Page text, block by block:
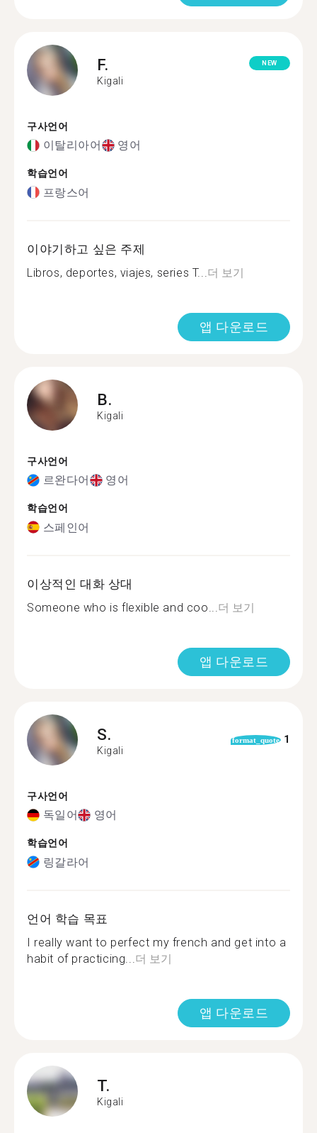
F.
Kigali
NEW
구사언어
이탈리아어 영어
학습언어
프랑스어
이야기하고 싶은 주제
Libros, deportes, viajes, series T... 더 보기
앱 다운로드
B.
Kigali
구사언어
르완다어 영어
학습언어
스페인어
이상적인 대화 상대
Someone who is flexible and coo... 더 보기
앱 다운로드
S.
Kigali
format_quote 1
구사언어
독일어 영어
학습언어
링갈라어
언어 학습 목표
I really want to perfect my french and get into a
habit of practicing... 더 보기
앱 다운로드
T.
Kigali